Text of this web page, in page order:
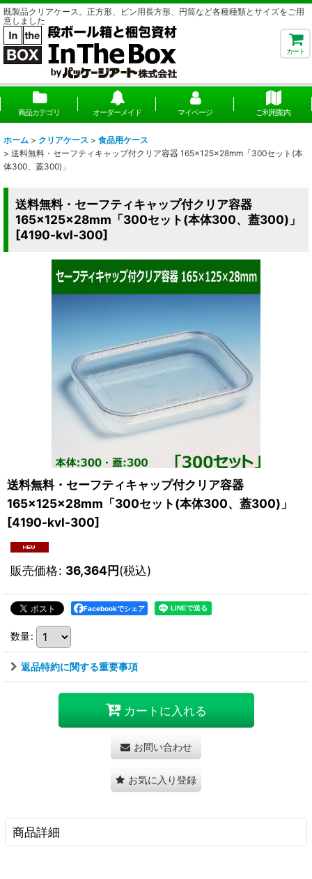
既製品クリアケース。正方形、ビン用長方形、円筒など各種種類とサイズをご用
意しました
カート
商品カテゴリ オーダーメイド マイページ ご利用案内
ホーム > クリアケース > 食品用ケース
> 送料無料・セーフティキャップ付クリア容器 165×125×28mm「300セット(本
体300、蓋300)」
送料無料・セーフティキャップ付クリア容器
165×125×28mm「300セット(本体300、蓋300)」
[4190-kvl-300]
送料無料・セーフティキャップ付クリア容器
165×125×28mm「300セット(本体300、蓋300)」
[4190-kvl-300]
販売価格: 36,364円(税込)
Facebookでシェア
数量:
返品特約に関する重要事項
カートに入れる
お問い合わせ
お気に入り登録
商品詳細